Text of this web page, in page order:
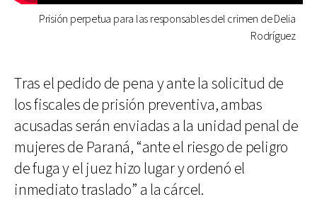
Prisión perpetua para las responsables del crimen de Delia
Rodríguez
Tras el pedido de pena y ante la solicitud de
los fiscales de prisión preventiva, ambas
acusadas serán enviadas a la unidad penal de
mujeres de Paraná, “ante el riesgo de peligro
de fuga y el juez hizo lugar y ordenó el
inmediato traslado” a la cárcel.